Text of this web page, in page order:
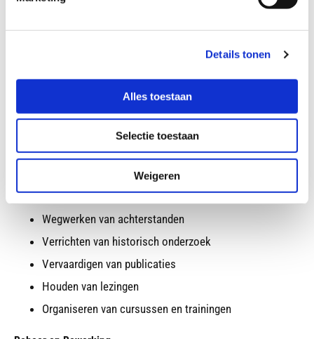
Details tonen
Alles toestaan
Selectie toestaan
Weigeren
Ordeningsplannen
Hulp nodig bij archiefbeheer?
Begeleiding van projecten
Tijdelijk vervangen van medewerkers
Wegwerken van achterstanden
Verrichten van historisch onderzoek
Vervaardigen van publicaties
Houden van lezingen
Organiseren van cursussen en trainingen